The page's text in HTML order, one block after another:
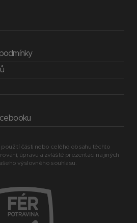
části nebo celého obsahu těchto
úpravu a zvláště prezentaci na jiných
výslovného souhlasu.